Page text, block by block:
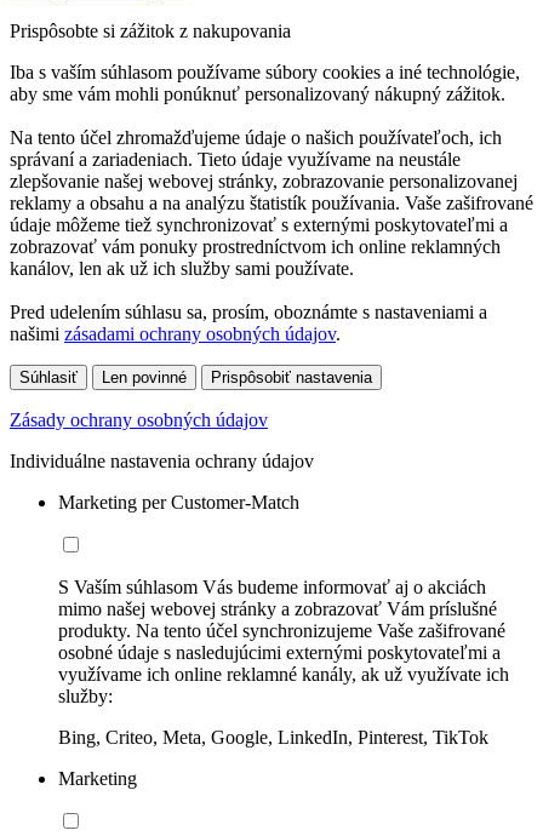
Prispôsobte si zážitok z nakupovania
Iba s vaším súhlasom používame súbory cookies a iné technológie,
aby sme vám mohli ponúknuť personalizovaný nákupný zážitok.
Na tento účel zhromažďujeme údaje o našich používateľoch, ich
správaní a zariadeniach. Tieto údaje využívame na neustále
zlepšovanie našej webovej stránky, zobrazovanie personalizovanej
reklamy a obsahu a na analýzu štatistík používania. Vaše zašifrované
údaje môžeme tiež synchronizovať s externými poskytovateľmi a
zobrazovať vám ponuky prostredníctvom ich online reklamných
kanálov, len ak už ich služby sami používate.
Pred udelením súhlasu sa, prosím, oboznámte s nastaveniami a
našimi zásadami ochrany osobných údajov.
Súhlasiť Len povinné Prispôsobiť nastavenia
Zásady ochrany osobných údajov
Individuálne nastavenia ochrany údajov
Marketing per Customer-Match
S Vaším súhlasom Vás budeme informovať aj o akciách
mimo našej webovej stránky a zobrazovať Vám príslušné
produkty. Na tento účel synchronizujeme Vaše zašifrované
osobné údaje s nasledujúcimi externými poskytovateľmi a
využívame ich online reklamné kanály, ak už využívate ich
služby:
Bing, Criteo, Meta, Google, LinkedIn, Pinterest, TikTok
Marketing